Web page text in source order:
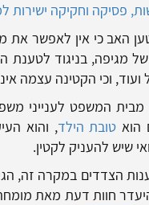
פסיקה וחקיקה ישירות
האב כי אין לאפשר את
מגיפה, בניגוד לטענת
ועוד, וכי הקטינה עצמה
מבית המשפט לענייני
הוא טובת הילד, והוא
שיש להעניק לקטין.
הצדדים במקרה זה,
חוות דעת מאת